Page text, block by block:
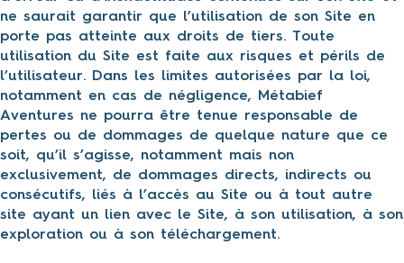
ne saurait garantir que l’utilisation de son Site en
porte pas atteinte aux droits de tiers. Toute
utilisation du Site est faite aux risques et périls de
l’utilisateur. Dans les limites autorisées par la loi,
notamment en cas de négligence, Métabief
Aventures ne pourra être tenue responsable de
pertes ou de dommages de quelque nature que ce
soit, qu’il s’agisse, notamment mais non
exclusivement, de dommages directs, indirects ou
consécutifs, liés à l’accès au Site ou à tout autre
site ayant un lien avec le Site, à son utilisation, à son
exploration ou à son téléchargement.